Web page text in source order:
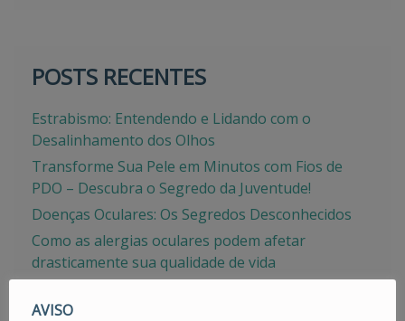
POSTS RECENTES
Estrabismo: Entendendo e Lidando com o
Desalinhamento dos Olhos
Transforme Sua Pele em Minutos com Fios de
PDO – Descubra o Segredo da Juventude!
Doenças Oculares: Os Segredos Desconhecidos
Como as alergias oculares podem afetar
drasticamente sua qualidade de vida
Pode Ignorar
AVISO